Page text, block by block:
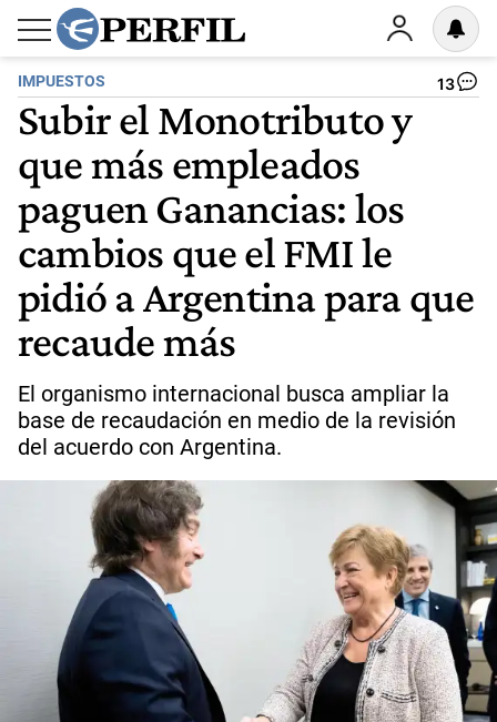
IMPUESTOS 13
Subir el Monotributo y
que más empleados
paguen Ganancias: los
cambios que el FMI le
pidió a Argentina para que
recaude más
El organismo internacional busca ampliar la
base de recaudación en medio de la revisión
del acuerdo con Argentina.